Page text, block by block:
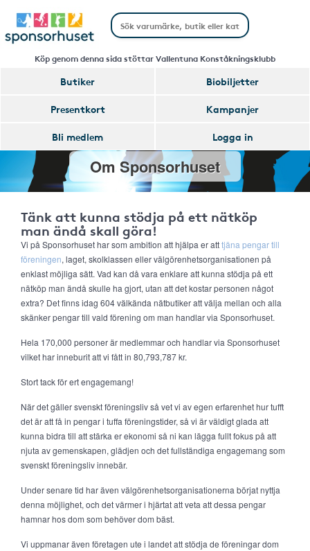
Köp genom denna sida stöttar Vallentuna Konståkningsklubb
Butiker
Biobiljetter
Presentkort
Kampanjer
Bli medlem
Logga in
Om Sponsorhuset
Tänk att kunna stödja på ett nätköp
man ändå skall göra!
Vi på Sponsorhuset har som ambition att hjälpa er atttjäna pengar till
föreningen, laget, skolklassen eller välgörenhetsorganisationen på
enklast möjliga sätt. Vad kan då vara enklare att kunna stödja på ett
nätköp man ändå skulle ha gjort, utan att det kostar personen något
extra? Det finns idag 604 välkända nätbutiker att välja mellan och alla
skänker pengar till vald förening om man handlar via Sponsorhuset.
Hela 170,000 personer är medlemmar och handlar via Sponsorhuset
vilket har inneburit att vi fått in 80,793,787 kr.
Stort tack för ert engagemang!
När det gäller svenskt föreningsliv så vet vi av egen erfarenhet hur tufft
det är att få in pengar i tuffa föreningstider, så vi är väldigt glada att
kunna bidra till att stärka er ekonomi så ni kan lägga fullt fokus på att
njuta av gemenskapen, glädjen och det fullständiga engagemang som
svenskt föreningsliv innebär.
Under senare tid har även välgörenhetsorganisationerna börjat nyttja
denna möjlighet, och det värmer i hjärtat att veta att dessa pengar
hamnar hos dom som behöver dom bäst.
Vi uppmanar även företagen ute i landet att stödja de föreningar dom